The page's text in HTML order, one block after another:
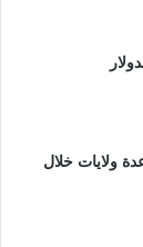
ولايات خلال